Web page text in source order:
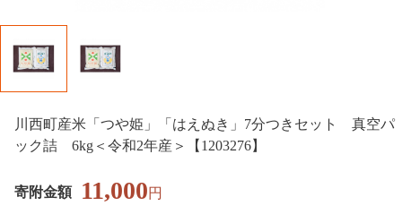
川西町産米「つや姫」「はえぬき」7分つきセット 真空パ
ック詰 6kg＜令和2年産＞【1203276】
寄附金額 11,000円